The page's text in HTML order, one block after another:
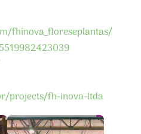
fhinova_floreseplantas/
projects/fh-inova-ltda